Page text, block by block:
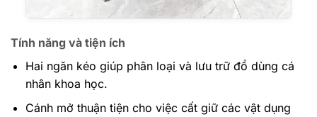
Tính năng và tiện ích
Hai ngăn kéo giúp phân loại và lưu trữ đồ dùng cá
nhân khoa học.
Cánh mở thuận tiện cho việc cất giữ các vật dụng